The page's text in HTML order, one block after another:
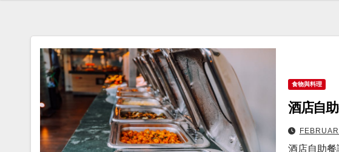
食物與料理
酒店自
酒店自助